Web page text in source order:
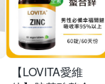
【LOVITA愛維